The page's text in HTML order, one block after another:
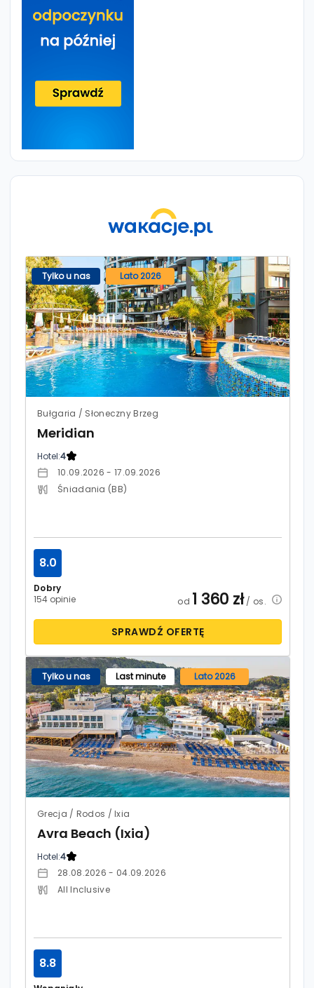
Tylko u nas Lato 2026
Bułgaria / Słoneczny Brzeg
Meridian
Hotel:4
10.09.2026 - 17.09.2026
Śniadania (BB)
Dobry
154 opinie
8.0
od 1 360 zł/ os.
SPRAWDŹ OFERTĘ
Tylko u nas Last minute Lato 2026
Grecja / Rodos / Ixia
Avra Beach (Ixia)
Hotel:4
28.08.2026 - 04.09.2026
All Inclusive
8.8